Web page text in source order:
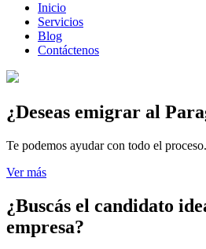
Inicio
Servicios
Blog
Contáctenos
¿Deseas emigrar al
Te podemos ayudar con todo el proceso.
Ver más
¿Buscás el candidato
empresa?